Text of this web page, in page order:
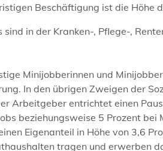
Beschäftigung ist die Höhe
sind in der Kranken-, Pflege-,
Minijobberinnen und
In den übrigen Zweigen der
Arbeitgeber entrichtet einen
beziehungsweise 5 Prozent
Eigenanteil in Höhe von 3,6
tragen und erwerben